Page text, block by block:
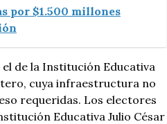
por $1.500 millones
de la Institución Educativa
cuya infraestructura no
requeridas. Los electores
Educativa Julio César